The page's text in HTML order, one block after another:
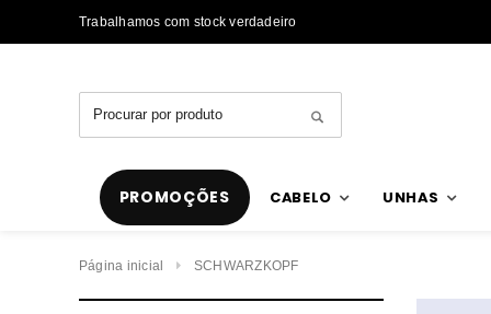
Trabalhamos com stock verdadeiro
PROMOÇÕES CABELO UNHAS
Página inicial SCHWARZKOPF